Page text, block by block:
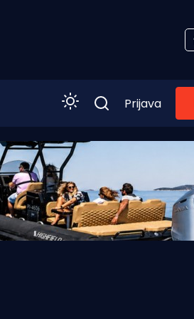
Prijava